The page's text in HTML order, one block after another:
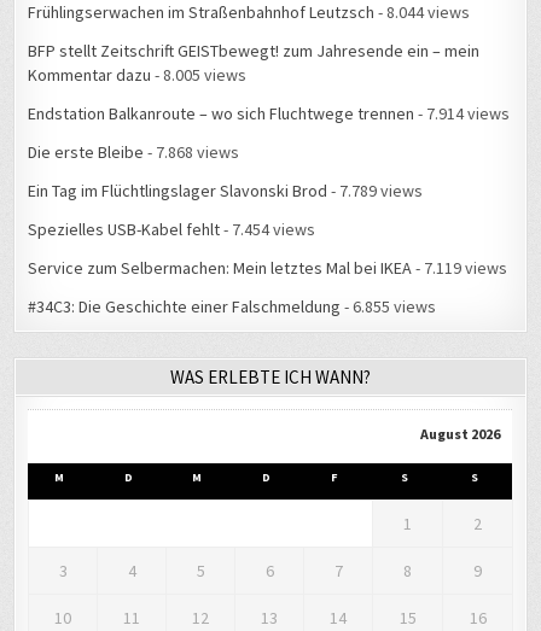
Frühlingserwachen im Straßenbahnhof Leutzsch - 8.044 views
BFP stellt Zeitschrift GEISTbewegt! zum Jahresende ein – mein
Kommentar dazu - 8.005 views
Endstation Balkanroute – wo sich Fluchtwege trennen - 7.914 views
Die erste Bleibe - 7.868 views
Ein Tag im Flüchtlingslager Slavonski Brod - 7.789 views
Spezielles USB-Kabel fehlt- 7.454 views
Service zum Selbermachen: Mein letztes Mal bei IKEA- 7.119 views
#34C3: Die Geschichte einer Falschmeldung - 6.855 views
WAS ERLEBTE ICH WANN?
August 2026
M D M D F S S
1 2
3 4 5 6 7 8 9
10 11 12 13 14 15 16